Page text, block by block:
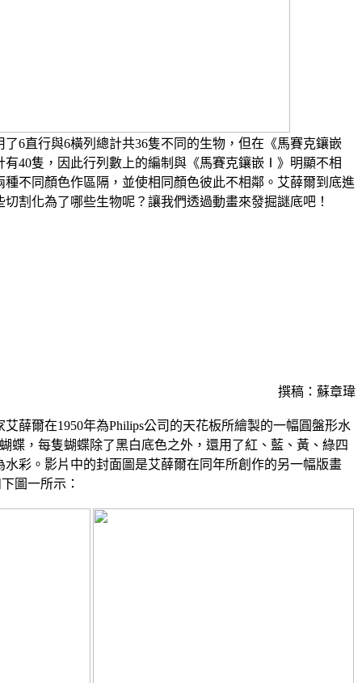
6直行與6橫列總計共36隻不同的生物，但在《馬賽克鑲嵌
40隻，因此行列數上的編制與《馬賽克鑲嵌Ⅰ》明顯不相
不同顏色作區隔，並使相同顏色彼此不相鄰。艾薛爾到底進
割化為了哪些生物呢？讓我們透過動畫來發掘謎底吧！
撰稿：蘇章瑋
薛爾在1950年為Philips公司的天花板所繪製的一幅圓盤形水
蝶，每隻蝴蝶除了黑白底色之外，還用了紅、藍、黃、綠四
彩。影片中的封面圖是艾薛爾在同年所創作的另一幅版畫
圖一所示：